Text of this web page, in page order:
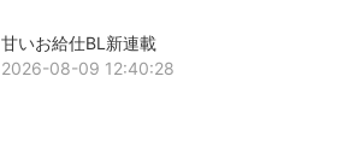
甘いお給仕BL新連載
2026-08-09 12:40:28